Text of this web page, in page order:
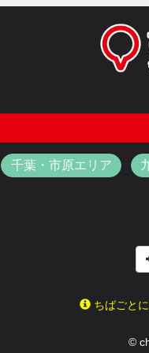
千葉・市原エリア
ちばごと
©